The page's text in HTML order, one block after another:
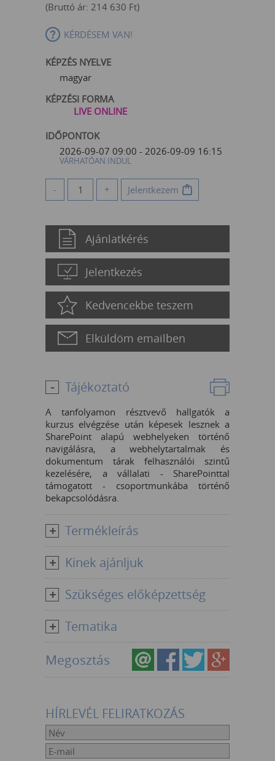
(Bruttó ár: 214 630 Ft)
KÉRDÉSEM VAN!
KÉPZÉS NYELVE
magyar
KÉPZÉSI FORMA
LIVE ONLINE
IDŐPONTOK
2026-09-07 09:00 - 2026-09-09 16:15
VÁRHATÓAN INDUL
- + Jelentkezem
Ajánlatkérés
Jelentkezés
Kedvencekbe teszem
Elküldöm emailben
Tájékoztató
A tanfolyamon résztvevő hallgatók a
kurzus elvégzése után képesek lesznek a
SharePoint alapú webhelyeken történő
navigálásra, a webhelytartalmak és
dokumentum tárak felhasználói szintű
kezelésére, a vállalati - SharePointtal
támogatott - csoportmunkába történő
bekapcsolódásra.
Termékleírás
Kinek ajánljuk
Szükséges előképzettség
Tematika
Megosztás
HÍRLEVÉL FELIRATKOZÁS